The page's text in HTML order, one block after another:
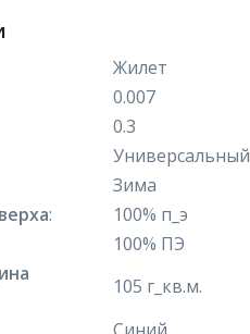
Жилет
0.007
0.3
Универсальный
Зима
:
100% п_э
100% ПЭ
105 г_кв.м.